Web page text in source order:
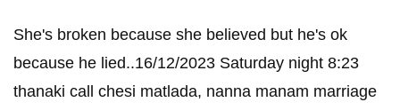
She's broken because she believed but he's ok
because he lied..16/12/2023 Saturday night 8:23
thanaki call chesi matlada, nanna manam marriage